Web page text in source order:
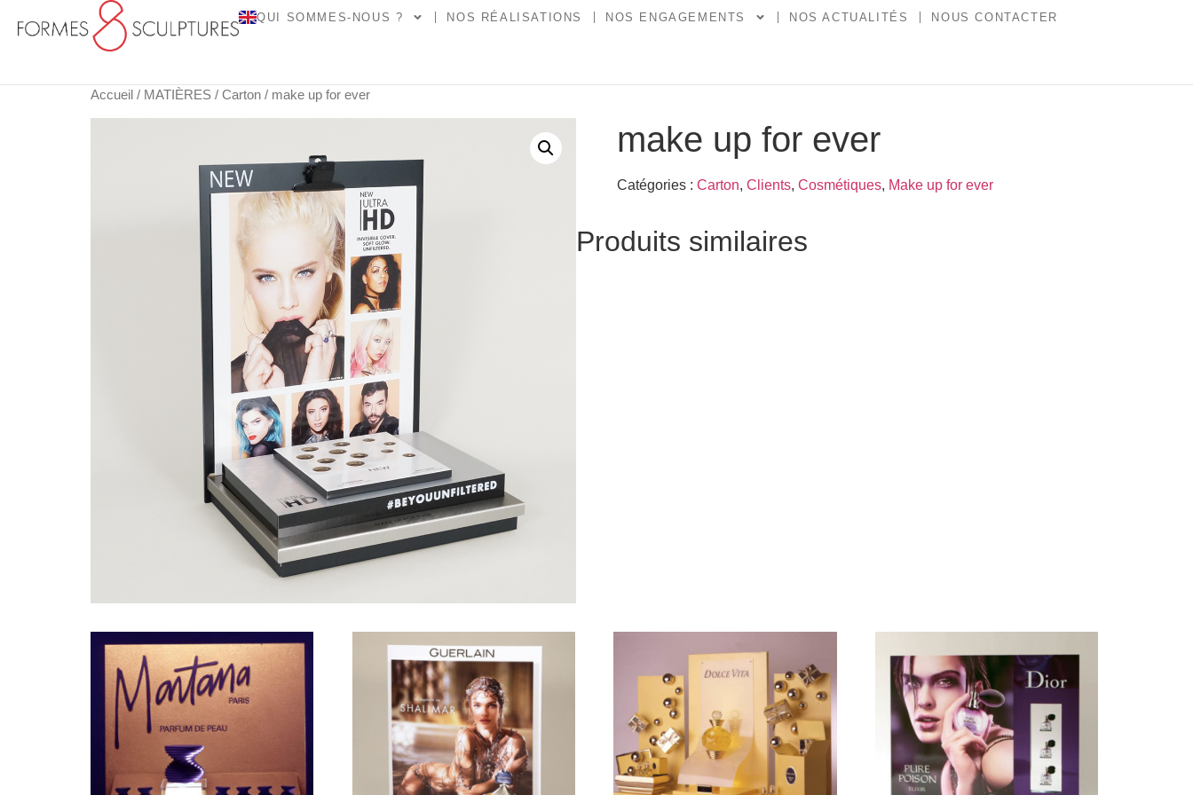
QUI SOMMES-NOUS ? NOS RÉALISATIONS NOS ENGAGEMENTS NOS ACTUALITÉS NOUS CONTACTER
Accueil / MATIÈRES / Carton / make up for ever
make up for ever
Catégories : Carton, Clients, Cosmétiques, Make up for ever
Produits similaires